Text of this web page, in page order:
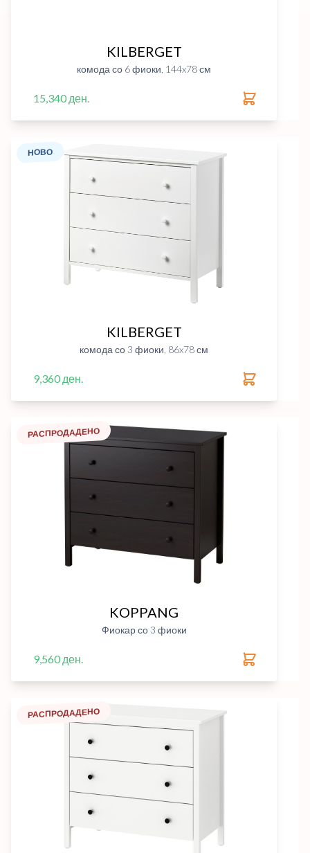
KILBERGET
комода со 6 фиоки, 144x78 см
15,340 ден.
НОВО
KILBERGET
комода со 3 фиоки, 86x78 см
9,360 ден.
РАСПРОДАДЕНО
KOPPANG
Фиокар со 3 фиоки
9,560 ден.
РАСПРОДАДЕНО